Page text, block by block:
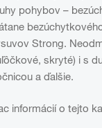
pohybov –
Strong.
skryté) i s
a ďalšie.
informácií o tejto